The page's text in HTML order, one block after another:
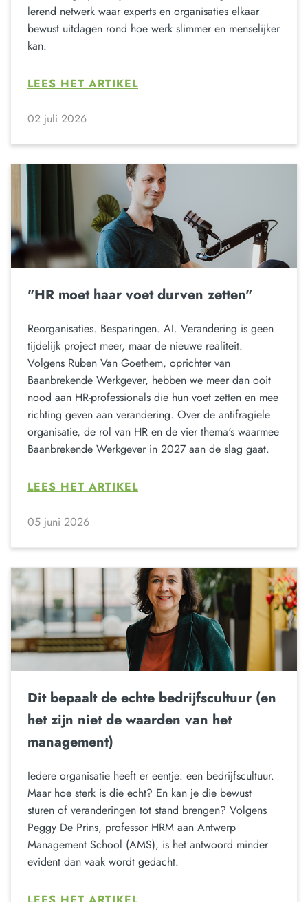
lerend netwerk waar experts en organisaties elkaar
bewust uitdagen rond hoe werk slimmer en menselijker
kan.
LEES HET ARTIKEL
02 juli 2026
"HR moet haar voet durven zetten"
Reorganisaties. Besparingen. AI. Verandering is geen
tijdelijk project meer, maar de nieuwe realiteit.
Volgens Ruben Van Goethem, oprichter van
Baanbrekende Werkgever, hebben we meer dan ooit
nood aan HR-professionals die hun voet zetten en mee
richting geven aan verandering. Over de antifragiele
organisatie, de rol van HR en de vier thema's waarmee
Baanbrekende Werkgever in 2027 aan de slag gaat.
LEES HET ARTIKEL
05 juni 2026
Dit bepaalt de echte bedrijfscultuur (en
het zijn niet de waarden van het
management)
Iedere organisatie heeft er eentje: een bedrijfscultuur.
Maar hoe sterk is die echt? En kan je die bewust
sturen of veranderingen tot stand brengen? Volgens
Peggy De Prins, professor HRM aan Antwerp
Management School (AMS), is het antwoord minder
evident dan vaak wordt gedacht.